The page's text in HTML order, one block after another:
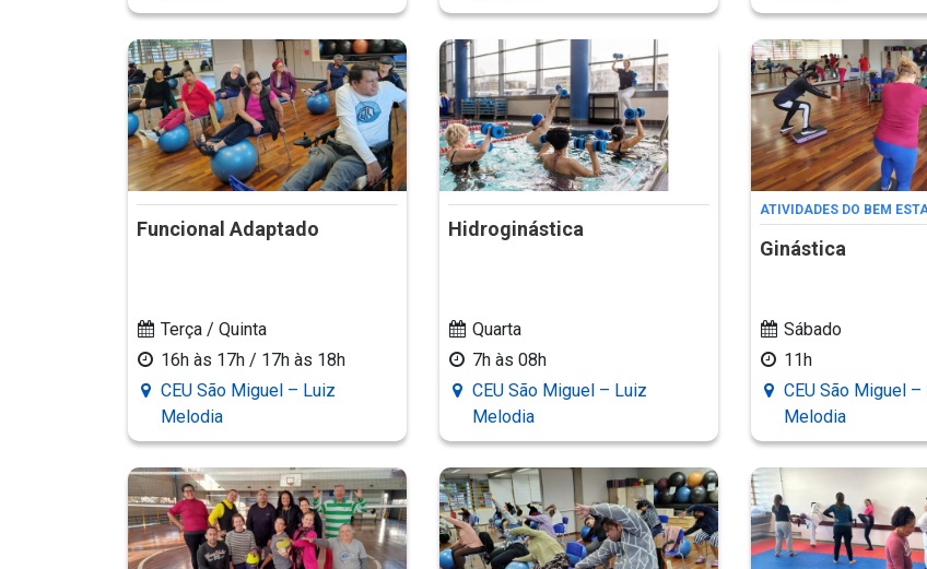
Funcional Adaptado
Terça / Quinta
16h às 17h / 17h às 18h
CEU São Miguel – Luiz
Melodia
Hidroginástica
Quarta
7h às 08h
CEU São Miguel – Luiz
Melodia
ATIVIDADES DO BEM
Ginástica
Sábado
11h
CEU São Miguel –
Melodia